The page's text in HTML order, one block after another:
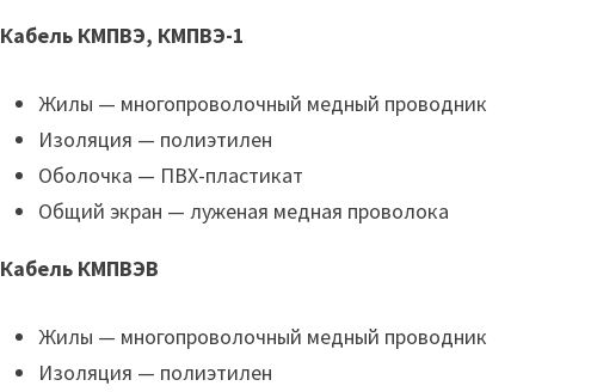
Кабель КМПВЭ, КМПВЭ-1
Жилы — многопроволочный медный проводник
Изоляция — полиэтилен
Оболочка — ПВХ-пластикат
Общий экран — луженая медная проволока
Кабель КМПВЭВ
Жилы — многопроволочный медный проводник
Изоляция — полиэтилен